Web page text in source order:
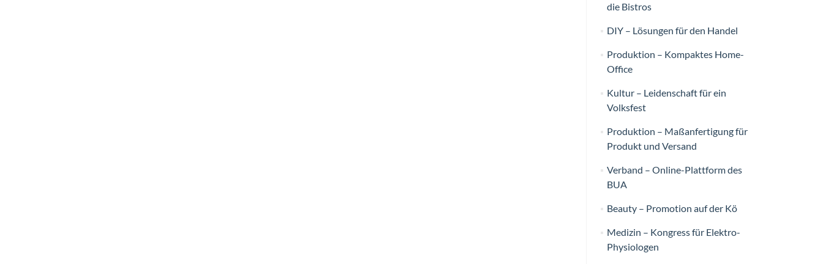
die Bistros
DIY – Lösungen für den Handel
Produktion – Kompaktes Home-
Office
Kultur – Leidenschaft für ein
Volksfest
Produktion – Maßanfertigung für
Produkt und Versand
Verband – Online-Plattform des
BUA
Beauty – Promotion auf der Kö
Medizin – Kongress für Elektro-
Physiologen